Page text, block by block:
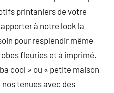
printaniers de votre
à notre look la
pour resplendir même
fleuries et à imprimé.
cool » ou « petite maison
tenues avec des